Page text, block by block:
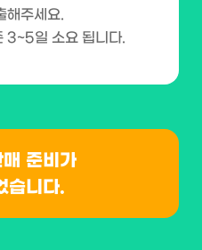
해주세요.
3~5일 소요 됩니다.
준비가
습니다.